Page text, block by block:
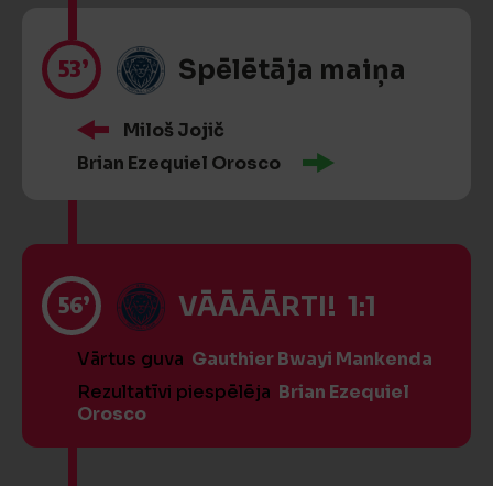
53’ Spēlētāja maiņa
Miloš Jojič
Brian Ezequiel Orosco
56’ VĀĀĀĀRTI! 1:1
Vārtus guva Gauthier Bwayi Mankenda
Rezultatīvi piespēlēja Brian Ezequiel
Orosco